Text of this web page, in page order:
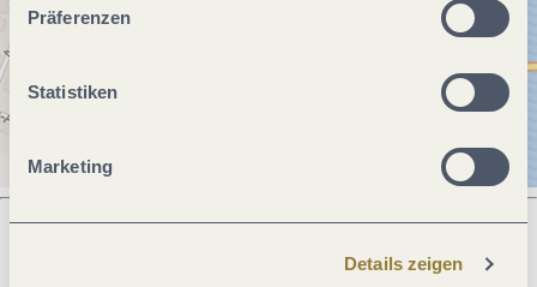
Präferenzen
Statistiken
Marketing
Details zeigen